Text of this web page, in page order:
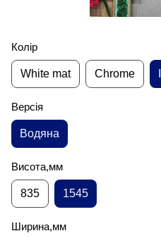
Колір
White mat Chrome
Версія
Водяна
Висота,мм
835 1545
Ширина,мм